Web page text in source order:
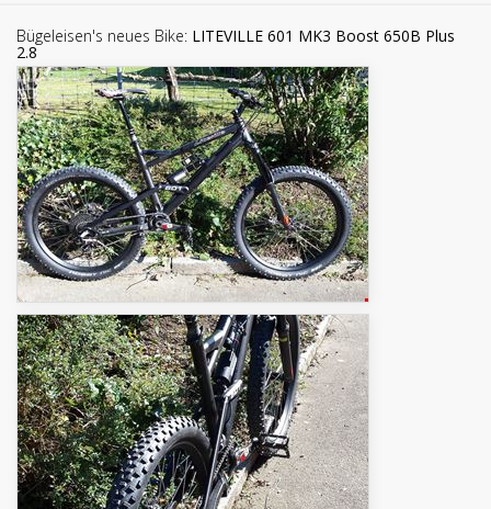
Bügeleisen's neues Bike: LITEVILLE 601 MK3 Boost 650B Plus
2.8